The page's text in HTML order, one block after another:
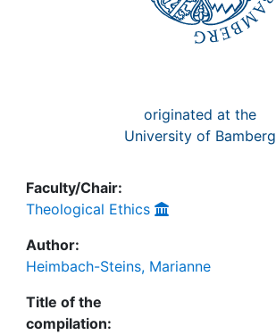
originated at the
University of Bamberg
Faculty/Chair:
Theological Ethics
Author:
Heimbach-Steins, Marianne
Title of the
compilation: